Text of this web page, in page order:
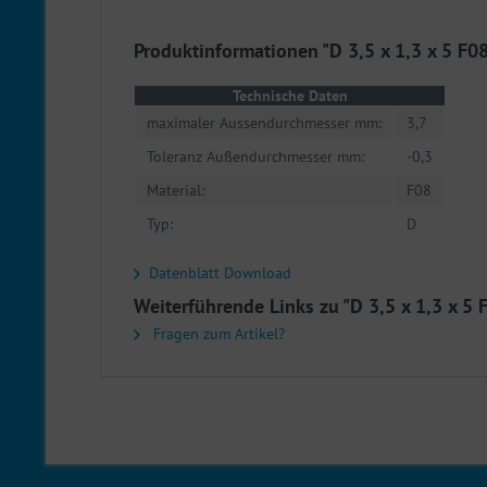
Produktinformationen "D 3,5 x 1,3 x 5
Technische Daten
maximaler Aussendurchmesser mm:
3,7
Toleranz Außendurchmesser mm:
-0,3
Material:
F08
Typ:
D
Datenblatt Download
Weiterführende Links zu "D 3,5 x 1,3 x 5
Fragen zum Artikel?